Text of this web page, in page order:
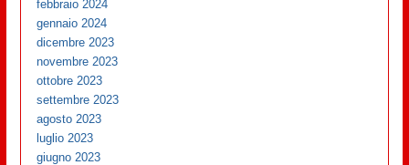
febbraio 2024
gennaio 2024
dicembre 2023
novembre 2023
ottobre 2023
settembre 2023
agosto 2023
luglio 2023
giugno 2023